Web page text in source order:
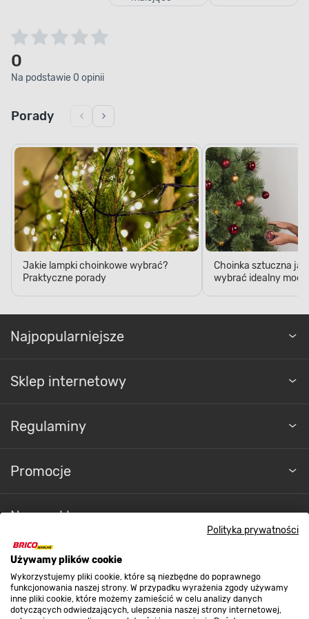
Polityka prywatności
Używamy plików cookie
Wykorzystujemy pliki cookie, które są niezbędne do poprawnego
funkcjonowania naszej strony. W przypadku wyrażenia zgody używamy
inne pliki cookie, które możemy zamieścić w celu analizy danych
dotyczących odwiedzających, ulepszenia naszej strony internetowej,
0
Na podstawie 0 opinii
Jakie lampki choinkowe wybrać?
Praktyczne porady
Choinka sztuczna
wybrać idealny
O nas
Kontakt do sklepu